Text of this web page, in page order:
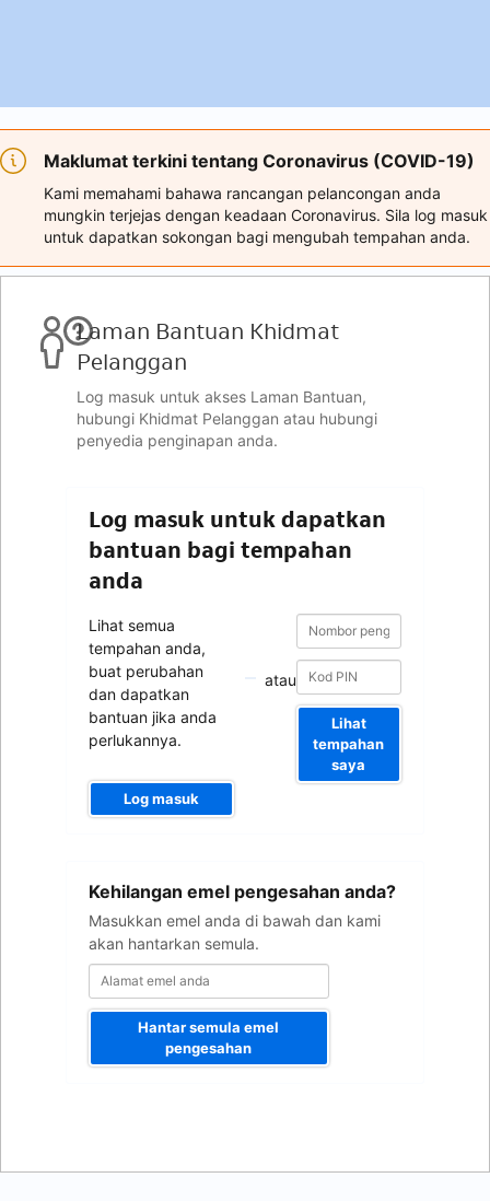
Maklumat terkini tentang Coronavirus (COVID-19)
Kami memahami bahawa rancangan pelancongan anda
mungkin terjejas dengan keadaan Coronavirus. Sila log masuk
untuk dapatkan sokongan bagi mengubah tempahan anda.
Laman Bantuan Khidmat
Pelanggan
Log masuk untuk akses Laman Bantuan,
hubungi Khidmat Pelanggan atau hubungi
penyedia penginapan anda.
Log masuk untuk dapatkan
bantuan bagi tempahan
anda
Lihat semua
tempahan anda,
buat perubahan
dan dapatkan
bantuan jika anda
perlukannya.
Log masuk
atau
Nombor
pengesahan
Nombor
pengesahan
Lihat
tempahan
saya
Kehilangan emel pengesahan anda?
Masukkan emel anda di bawah dan kami
akan hantarkan semula.
anda
Hantar semula emel
pengesahan